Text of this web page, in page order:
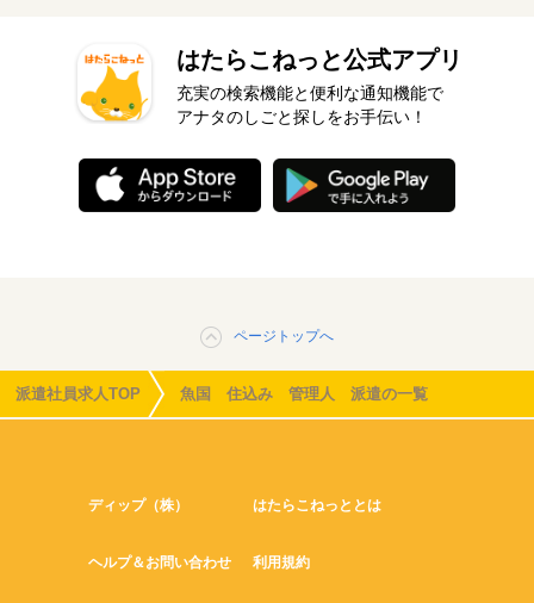
はたらこねっと公式アプリ
充実の検索機能と便利な通知機能で
アナタのしごと探しをお手伝い！
ページトップへ
派遣社員求人TOP 魚国 住込み 管理人 派遣の一覧
ディップ（株） はたらこねっととは
ヘルプ＆お問い合わせ 利用規約